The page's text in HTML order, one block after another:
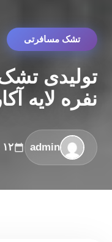
تشک مسافرتی
تولیدی
نفره لایه
admin ۱۲ می ۲۰۲۱